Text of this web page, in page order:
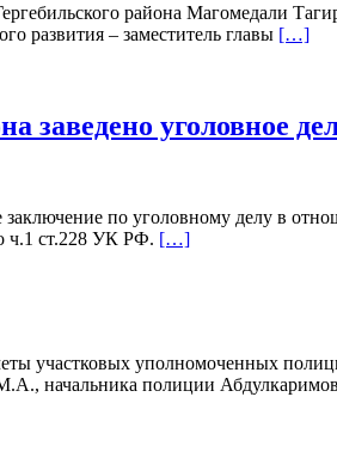
района Магомедали
развития – заместитель главы […]
уголовное
по уголовному делу в
ч.1 ст.228 УК РФ. […]
участковых уполномоченных
начальника полиции